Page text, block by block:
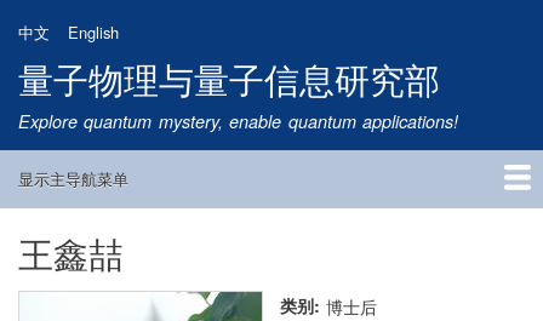
到
主
要
内
中文 English
量子物理与量子信息研究部
Explore quantum mystery, enable quantum applications!
Main
显示主导航菜单
首页
研究方向
量子卫星
团队成员
新闻动态
研究进展
学术报告
论文发表
公告通知
招生信息
相关链接
王鑫喆
类别 博士后